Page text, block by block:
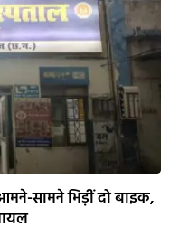
सामने भिड़ीं दो बाइक,